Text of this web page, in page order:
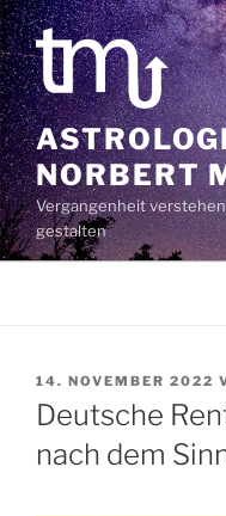
Zum
Inhalt
springen
NORBERT
Vergangenheit
gestalten
VERÖFFENTLICHT
AM
14. NOVEMBER 2022
Deutsche
nach dem